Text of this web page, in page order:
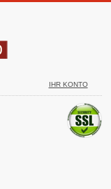
IHR KONTO